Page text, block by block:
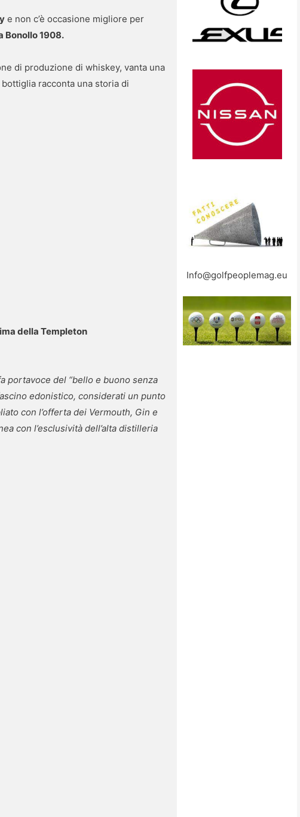
e non c’è occasione migliore per
Bonollo 1908.
di produzione di whiskey, vanta una
racconta una storia di
della Templeton
portavoce del “bello e buono senza
edonistico, considerati un punto
con l’offerta dei Vermouth, Gin e
con l’esclusività dell’alta distilleria
Info@golfpeoplemag.eu